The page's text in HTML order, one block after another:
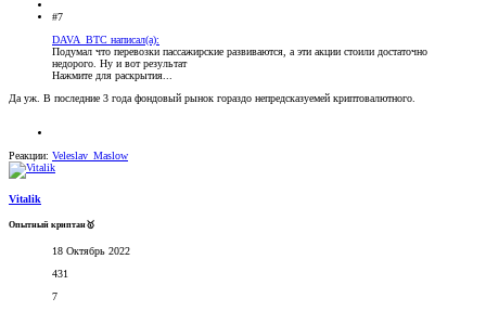
#7
DAVA_BTC написал(а):
Подумал что перевозки пассажирские развиваются, а эти акции стоили достаточно
недорого. Ну и вот результат
Нажмите для раскрытия...
Да уж. В последние 3 года фондовый рынок гораздо непредсказуемей криптовалютного.
Реакции: Veleslav_Maslow
Vitalik
Опытный криптан🥇
18 Октябрь 2022
431
7